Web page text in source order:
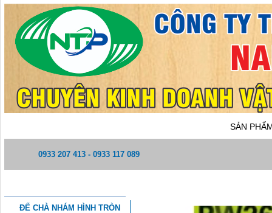
SẢN
0933 207 413 - 0933 117 089
ĐẾ CHÀ NHÁM HÌNH TRÒN